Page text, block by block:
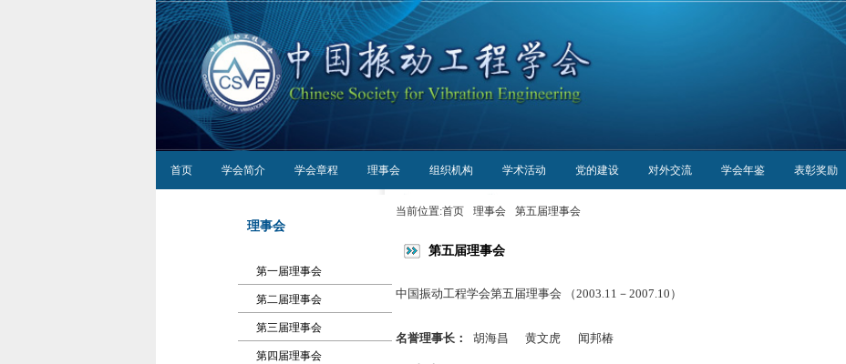
首页 学会简介 学会章程 理事会 组织机构 学术活动 党的建设 对外交流 学会年鉴 表彰奖励
理事会
第一届理事会
第二届理事会
第三届理事会
第四届理事会
当前位置:首页 理事会 第五届理事会
第五届理事会
中国振动工程学会第五届理事会 （2003.11－2007.10）
名誉理事长： 胡海昌 黄文虎 闻邦椿